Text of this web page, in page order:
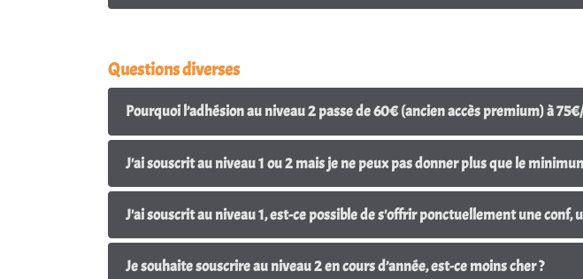
Questions diverses
Pourquoi l’adhésion au niveau 2 passe de 60€ (ancien accès premium) à
J'ai souscrit au niveau 1 ou 2 mais je ne peux pas donner plus que le
J'ai souscrit au niveau 1, est-ce possible de s'offrir
Je souhaite souscrire au niveau 2 en cours d’année, est-ce moins cher ?